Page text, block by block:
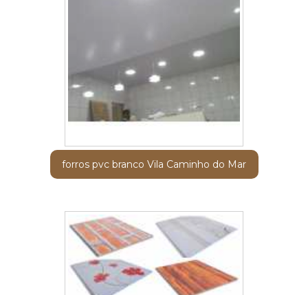
forros pvc branco Vila Caminho do Mar